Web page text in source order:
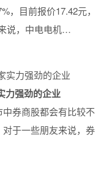
，目前报价17.42元，
说，中电电机…
力强劲的企业
券商股都会有比较不
于一些朋友来说，券